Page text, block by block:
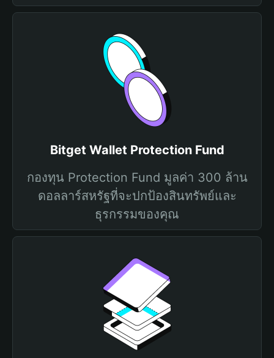
Bitget Wallet Protection Fund
กองทุน Protection Fund มูลค่า 300 ล้าน
ดอลลาร์สหรัฐที่จะปกป้องสินทรัพย์และ
ธุรกรรมของคุณ